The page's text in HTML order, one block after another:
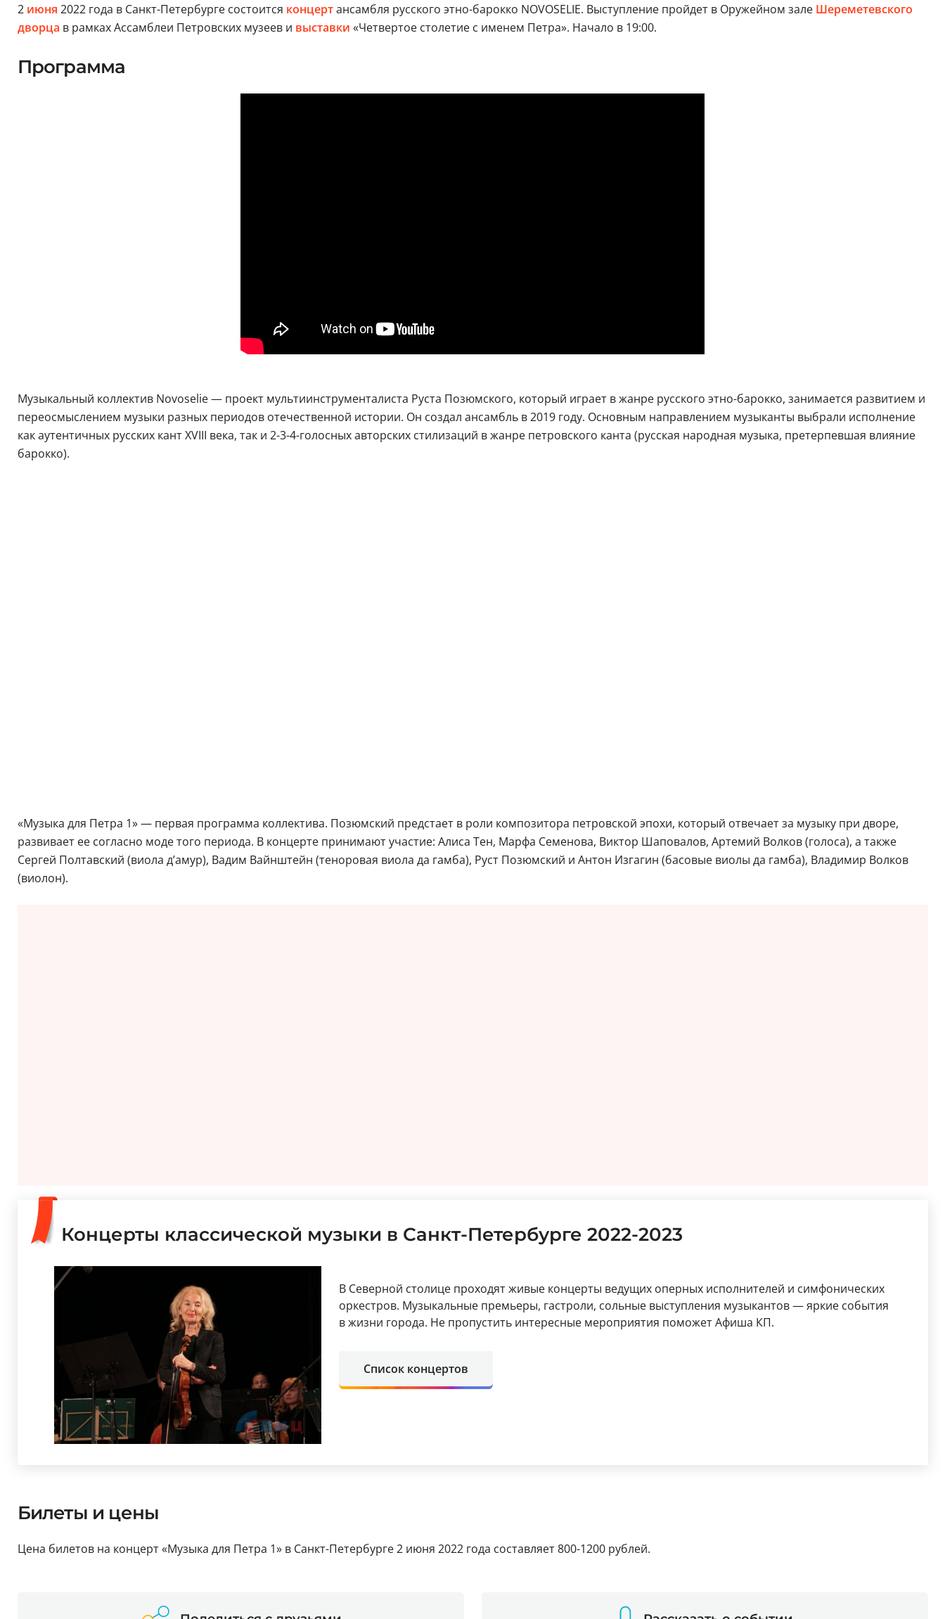
2 июня 2022 года в Санкт-Петербурге состоится концертансамбля русского этно-барокко NOVOSELIE. Выступление пройдет в Оружейном зале Шереметевского
дворца в рамках Ассамблеи Петровских музеев и выставки «Четвертое столетие с именем Петра». Начало в 19:00.
Программа
Музыкальный коллектив Novoselie — проект мультиинструменталиста Руста Позюмского, который играет в жанре русского этно-барокко, занимается развитием и
переосмыслением музыки разных периодов отечественной истории. Он создал ансамбль в 2019 году. Основным направлением музыканты выбрали исполнение
как аутентичных русских кант XVIII века, так и 2-3-4-голосных авторских стилизаций в жанре петровского канта (русская народная музыка, претерпевшая влияние
барокко).
«Музыка для Петра 1» — первая программа коллектива. Позюмский предстает в роли композитора петровской эпохи, который отвечает за музыку при дворе,
развивает ее согласно моде того периода. В концерте принимают участие: Алиса Тен, Марфа Семенова, Виктор Шаповалов, Артемий Волков (голоса), а также
Сергей Полтавский (виола д’амур), Вадим Вайнштейн (теноровая виола да гамба), Руст Позюмский и Антон Изгагин (басовые виолы да гамба), Владимир Волков
(виолон).
Концерты классической музыки в Санкт-Петербурге 2022-2023
В Северной столице проходят живые концерты ведущих оперных исполнителей и симфонических
оркестров. Музыкальные премьеры, гастроли, сольные выступления музыкантов — яркие события
в жизни города. Не пропустить интересные мероприятия поможет Афиша КП.
Список концертов
Билеты и цены
Цена билетов на концерт «Музыка для Петра 1» в Санкт-Петербурге 2 июня 2022 года составляет 800-1200 рублей.